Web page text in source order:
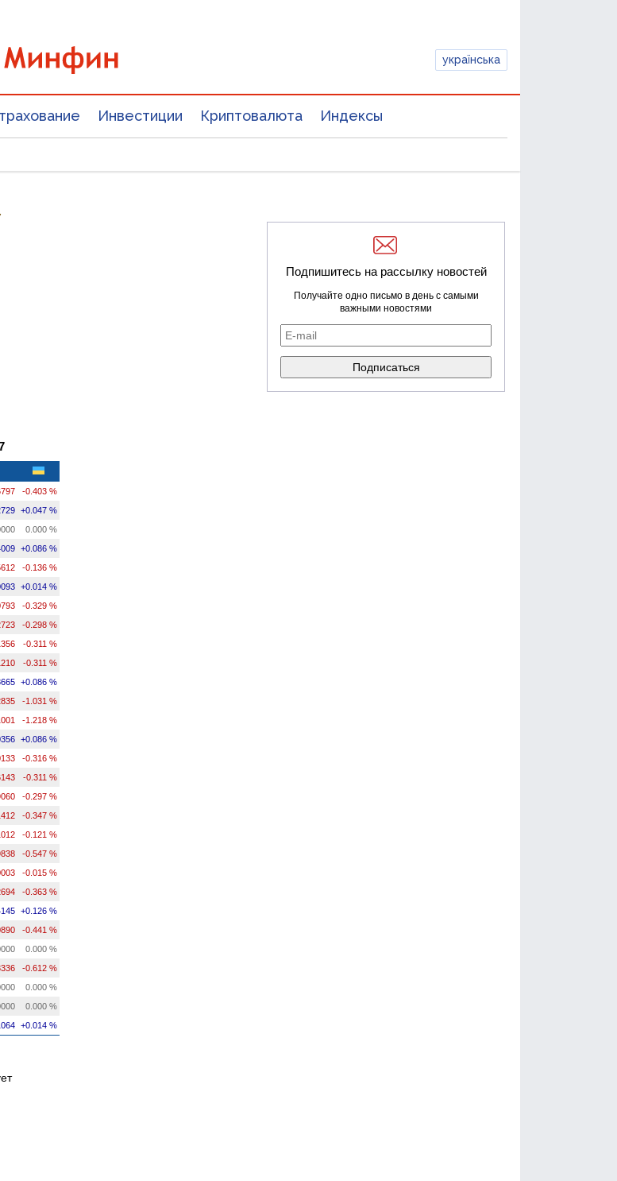
українська
Инвестиции Криптовалюта Индексы
-0.403 %
+0.047 %
0.000 %
+0.086 %
-0.136 %
+0.014 %
-0.329 %
-0.298 %
-0.311 %
-0.311 %
+0.086 %
-1.031 %
-1.218 %
+0.086 %
-0.316 %
-0.311 %
-0.297 %
-0.347 %
-0.121 %
-0.547 %
-0.015 %
-0.363 %
+0.126 %
-0.441 %
0.000 %
-0.612 %
0.000 %
0.000 %
+0.014 %
Подпишитесь на рассылку новостей
Получайте одно письмо в день с самыми
важными новостями